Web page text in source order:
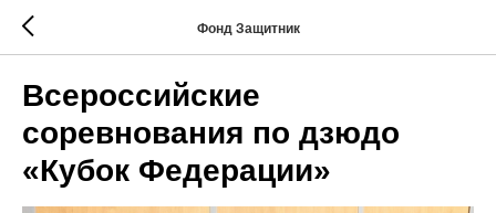
Фонд Защитник
Всероссийские
соревнования по дзюдо
«Кубок Федерации»